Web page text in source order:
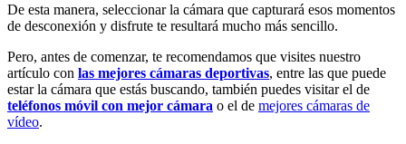
De esta manera, seleccionar la cámara que capturará esos momentos
de desconexión y disfrute te resultará mucho más sencillo.
Pero, antes de comenzar, te recomendamos que visites nuestro
artículo con las mejores cámaras deportivas, entre las que puede
estar la cámara que estás buscando, también puedes visitar el de
teléfonos móvil con mejor cámara o el de mejores cámaras de
vídeo.